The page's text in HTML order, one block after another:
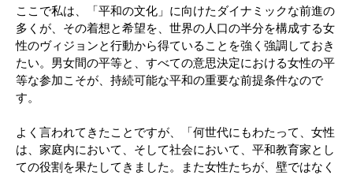
ここで私は、「平和の文化」に向けたダイナミックな前進の
多くが、その着想と希望を、世界の人口の半分を構成する女
性のヴィジョンと行動から得ていることを強く強調しておき
たい。男女間の平等と、すべての意思決定における女性の平
等な参加こそが、持続可能な平和の重要な前提条件なので
す。
よく言われてきたことですが、「何世代にもわたって、女性
は、家庭内において、そして社会において、平和教育家とし
ての役割を果たしてきました。また女性たちが、壁ではなく